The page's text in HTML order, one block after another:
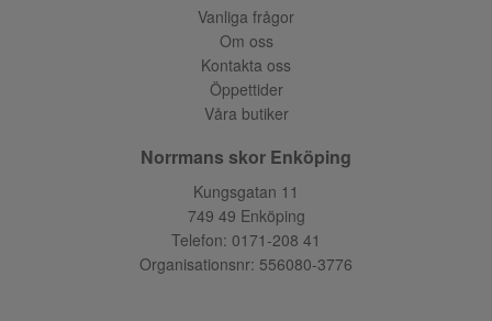
Vanliga frågor
Om oss
Kontakta oss
Öppettider
Våra butiker
Norrmans skor Enköping
Kungsgatan 11
749 49 Enköping
Telefon: 0171-208 41
Organisationsnr: 556080-3776